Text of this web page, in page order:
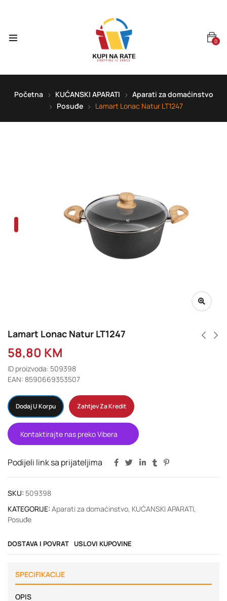
0
Početna KUĆANSKI APARATI
Aparati za domaćinstvo
Posuđe
Lamart Lonac Natur LT1247
Lamart Lonac Natur LT1247
58,80 KM
ID proizvoda: 509398
EAN: 8590669353507
Dodaj U Korpu Zahtjev Za Kredit
Kontaktirajte nas preko Vibera
Podijeli link sa prijateljima
SKU: 509398
KATEGORIJE: Aparati za domaćinstvo, KUĆANSKI APARATI,
Posuđe
DOSTAVA I POVRAT USLOVI KUPOVINE
SPECIFIKACIJE
OPIS